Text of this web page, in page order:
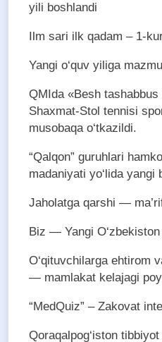
yili boshlandi
Ilm sari ilk qadam – 1-
Yangi o‘quv yiliga
QMIda «Besh
Shaxmat-Stol tennisi
musobaqa o‘tkazildi.
“Qalqon” guruhlari
madaniyati yo‘lida yangi
Jaholatga qarshi —
Biz — Yangi
O‘qituvchilarga ehtirom
— mamlakat kelajagi
“MedQuiz” – Zakovat
Qoraqalpog‘iston